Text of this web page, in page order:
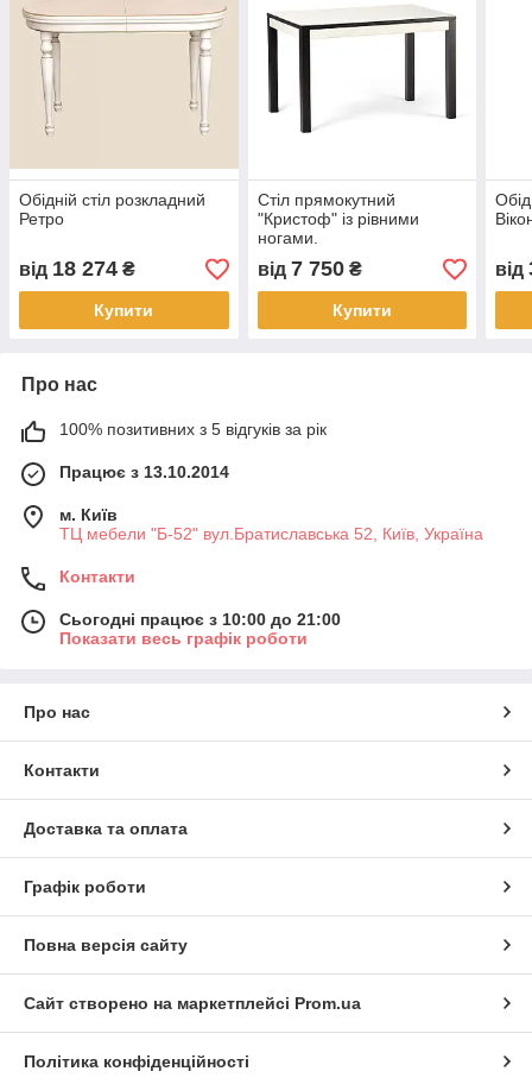
Обідній стіл розкладний
Ретро
від 18 274 ₴
Купити
Стіл прямокутний
"Кристоф" із рівними
ногами.
від 7 750₴
Купити
від
Про нас
100% позитивних з 5 відгуків за рік
Працює з 13.10.2014
м. Київ
ТЦ мебели "Б-52" вул.Братиславська 52, Київ, Україна
Контакти
Сьогодні працює з 10:00 до 21:00
Показати весь графік роботи
Про нас
Контакти
Доставка та оплата
Графік роботи
Повна версія сайту
Сайт створено на маркетплейсі Prom.ua
Політика конфіденційності